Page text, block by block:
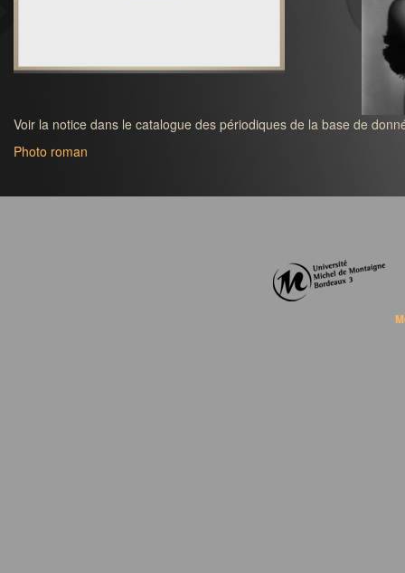
Voir la notice dans le catalogue des périodiques de la base de
Photo roman